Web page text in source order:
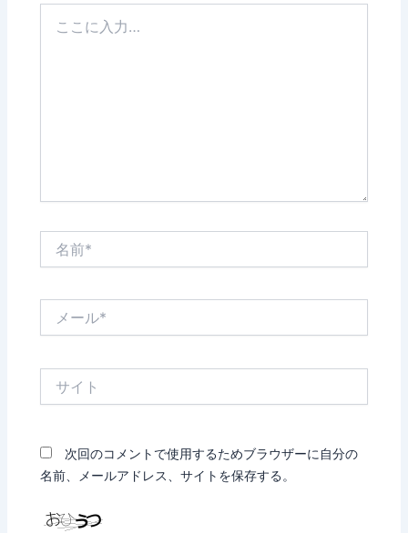
次回のコメントで使用するためブラウザーに自分の
名前、メールアドレス、サイトを保存する。